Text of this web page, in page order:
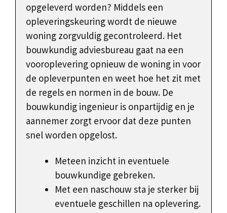
opgeleverd worden? Middels een
opleveringskeuring wordt de nieuwe
woning zorgvuldig gecontroleerd. Het
bouwkundig adviesbureau gaat na een
vooroplevering opnieuw de woning in voor
de opleverpunten en weet hoe het zit met
de regels en normen in de bouw. De
bouwkundig ingenieur is onpartijdig en je
aannemer zorgt ervoor dat deze punten
snel worden opgelost.
Meteen inzicht in eventuele
bouwkundige gebreken.
Met een naschouw sta je sterker bij
eventuele geschillen na oplevering.